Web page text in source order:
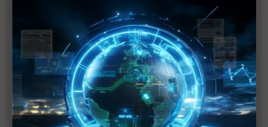
不讓三星獨啖蘋果 樂金8代OLED鴨子划水
OLED市場萎縮 誰有望逆風崛起？
OLED供應鏈 等待蘋果光照耀中小尺寸市場
OLED NB快速成長 成市場新藍海